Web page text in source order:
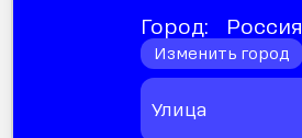
Город: Россия
Изменить город